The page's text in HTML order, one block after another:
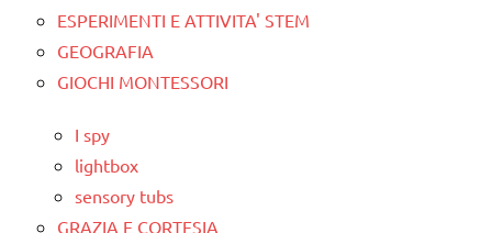
ESPERIMENTI E ATTIVITA' STEM
GEOGRAFIA
GIOCHI MONTESSORI
I spy
lightbox
sensory tubs
GRAZIA E CORTESIA